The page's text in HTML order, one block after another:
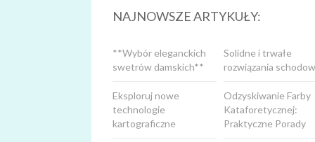
NAJNOWSZE ARTYKUŁY:
Solidne i trwałe
rozwiązania
**Wybór eleganckich
swetrów damskich**
Odzyskiwanie Farby
Kataforetycznej:
Praktyczne Porady
Eksploruj nowe
technologie
kartograficzne